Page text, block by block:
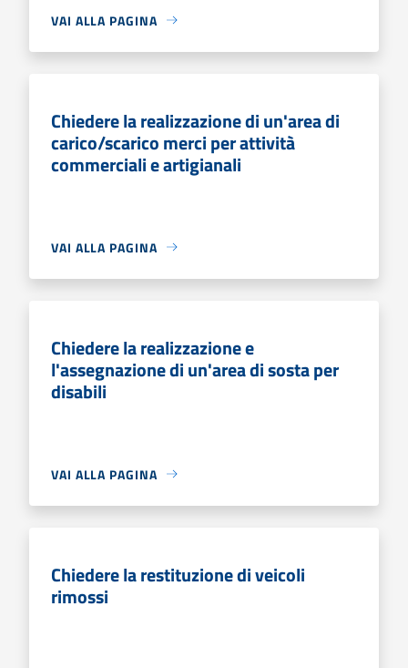
VAI ALLA PAGINA
Chiedere la realizzazione di un'area di
carico/scarico merci per attività
commerciali e artigianali
VAI ALLA PAGINA
Chiedere la realizzazione e
l'assegnazione di un'area di sosta per
disabili
VAI ALLA PAGINA
Chiedere la restituzione di veicoli
rimossi